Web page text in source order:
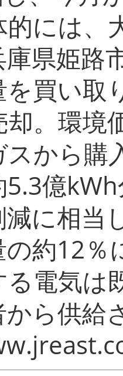
には、
県姫路
買い取
却。環境
から購
億
減に相当
の約12％
電気は
から供給